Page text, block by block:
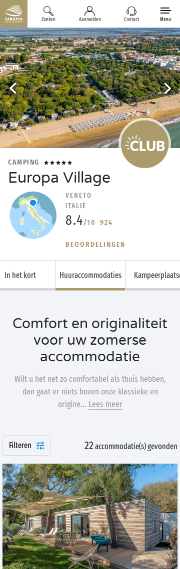
Zoeken Aanmelden Contact Menu
CAMPING
Europa Village
VENETO
ITALIË
8.4/10 924
BEOORDELINGEN
In het kort Huuraccommodaties
Comfort en originaliteit
voor uw zomerse
accommodatie
Wilt u het net zo comfortabel als thuis hebben,
dan gaat er niets boven onze klassieke en
origine... Lees meer
Filteren 22 accommodatie(s) gevonden